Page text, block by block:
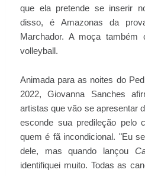
que ela pretende se inserir
disso, é Amazonas da
Marchador. A moça
volleyball.
Animada para as noites do
2022, Giovanna Sanches
artistas que vão se apresentar
esconde sua predileção pelo
quem é fã incondicional. "Eu
dele, mas quando lançou
identifiquei muito. Todas as